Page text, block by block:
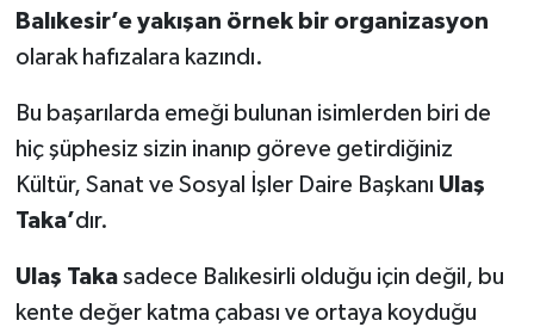
Balıkesir’e yakışan örnek bir organizasyon
olarak hafızalara kazındı.
Bu başarılarda emeği bulunan isimlerden biri de
hiç şüphesiz sizin inanıp göreve getirdiğiniz
Kültür, Sanat ve Sosyal İşler Daire Başkanı Ulaş
Taka’dır.
Ulaş Takasadece Balıkesirli olduğu için değil, bu
kente değer katma çabası ve ortaya koyduğu